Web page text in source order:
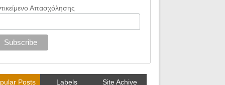
Απασχόλησης
Posts Labels Site Achive